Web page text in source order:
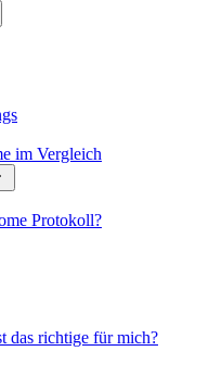
im Vergleich
Protokoll?
das richtige für mich?